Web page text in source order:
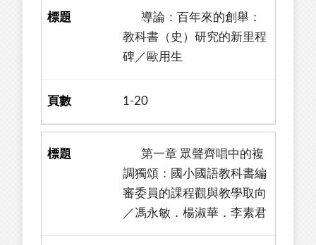
導論：百年來的創舉：
教科書（史）研究的新里程
碑／歐用生
1-20
第一章 眾聲齊唱中的複
調獨頌：國小國語教科書編
審委員的課程觀與教學取向
／馮永敏．楊淑華．李素君